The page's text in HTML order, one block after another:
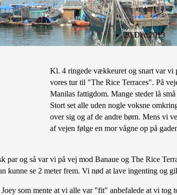
Subscribe
20 Dec 2013
Kl. 4 ringede vækkeuret og snart var vi
vores tur til "The Rice Terraces". På
Manilas fattigdom. Mange steder lå
Stort set alle uden nogle voksne
over sig og af de andre børn. Mens vi
af vejen følge en mor vågne op på
og så var vi på vej mod Banaue og The Rice
kunne se 2 meter frem. Vi nød at lave ingenting og
som mente at vi alle var "fit" anbefalede at vi